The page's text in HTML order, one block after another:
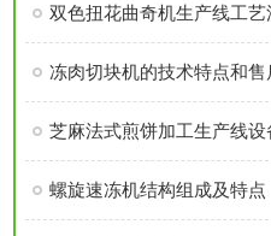
双色扭花曲奇机生产线工
冻肉切块机的技术特点和
螺旋速冻机结构组成及特点